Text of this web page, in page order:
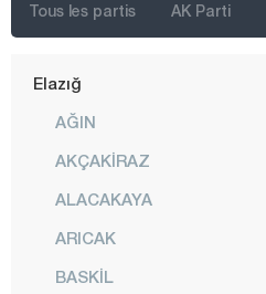
Tous les partis AK Parti
Edirne
Elazığ
AĞIN
AKÇAKİRAZ
ALACAKAYA
ARICAK
BASKİL